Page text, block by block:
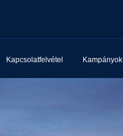
Kapcsolatfelvétel Kampányok